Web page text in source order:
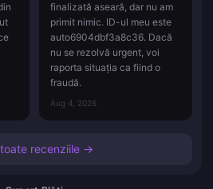
finalizată aseară, dar nu am
primit nimic. ID-ul meu este
auto6904dbf3a8c36. Dacă
nu se rezolvă urgent, voi
raporta situația ca fiind o
fraudă.
Aug 4, 2026
recenziile →